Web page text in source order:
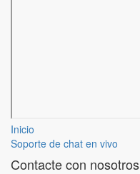
Inicio
Soporte de chat en vivo
Contacte con nosotros